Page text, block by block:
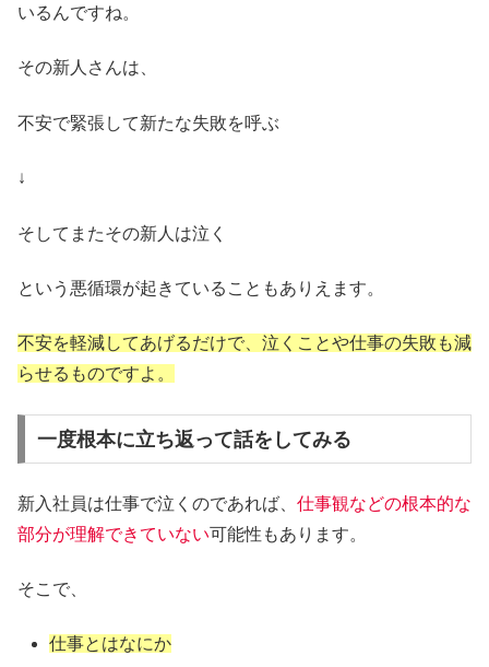
いるんですね。
その新人さんは、
不安で緊張して新たな失敗を呼ぶ
↓
そしてまたその新人は泣く
という悪循環が起きていることもありえます。
不安を軽減してあげるだけで、泣くことや仕事の失敗も減
らせるものですよ。
一度根本に立ち返って話をしてみる
新入社員は仕事で泣くのであれば、 仕事観などの根本的な
部分が理解できていない可能性もあります。
そこで、
仕事とはなにか